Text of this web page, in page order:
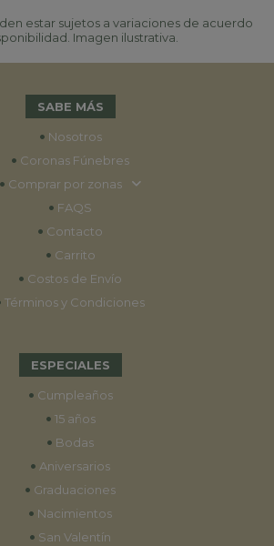
estar sujetos a variaciones de acuerdo
Imagen ilustrativa.
SABE MÁS
• Nosotros
• Coronas Fúnebres
• Comprar por zonas
• FAQS
• Contacto
• Carrito
• Costos de Envío
Términos y Condiciones
ESPECIALES
• Cumpleaños
• 15 años
• Bodas
• Aniversarios
• Graduaciones
• Nacimientos
• San Valentín